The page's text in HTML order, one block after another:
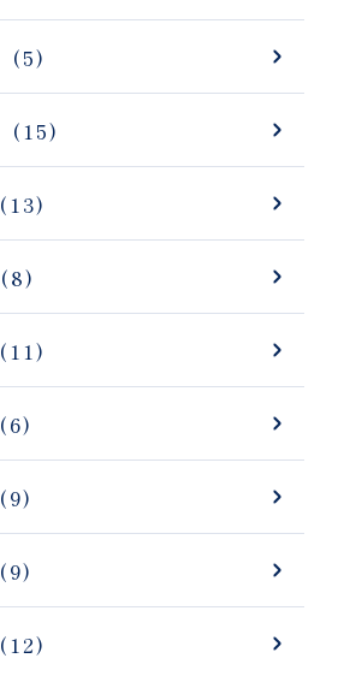
(5)
(15)
(13)
(8)
(11)
(6)
(9)
(9)
(12)